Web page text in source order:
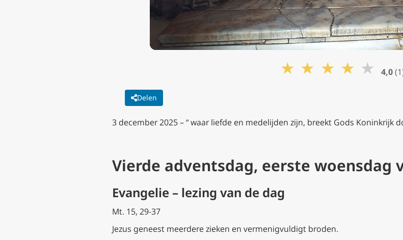
★ ★ ★ ★ ★ 4,0
Delen
3 december 2025 –“ waar liefde en medelijden zijn, breekt Gods Koninkrijk
Vierde adventsdag, eerste woensdag
Evangelie – lezing van de dag
Mt. 15, 29-37
Jezus geneest meerdere zieken en vermenigvuldigt broden.